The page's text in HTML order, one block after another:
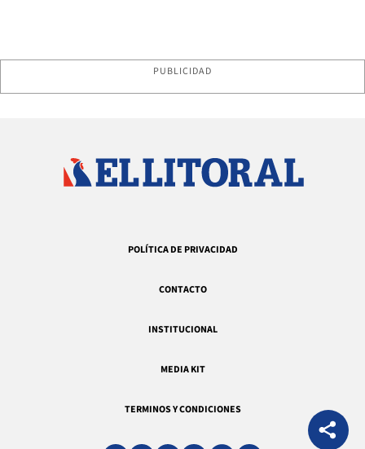
PUBLICIDAD
POLÍTICA DE PRIVACIDAD
CONTACTO
INSTITUCIONAL
MEDIA KIT
TERMINOS Y CONDICIONES